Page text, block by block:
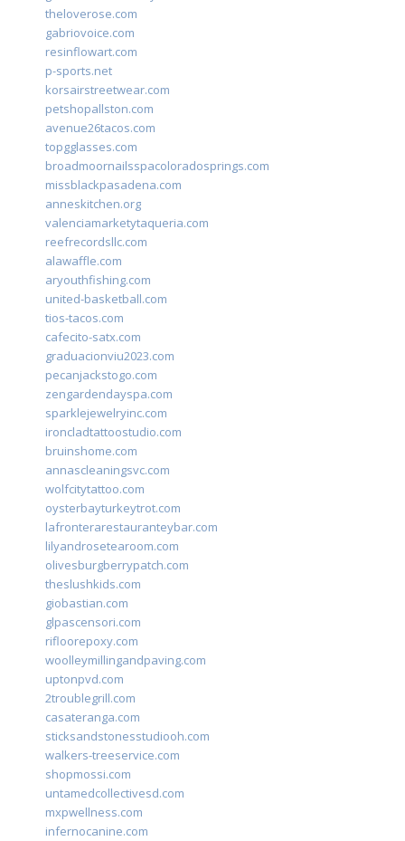
theloverose.com
gabriovoice.com
resinflowart.com
p-sports.net
korsairstreetwear.com
petshopallston.com
avenue26tacos.com
topgglasses.com
broadmoornailsspacoloradosprings.com
missblackpasadena.com
anneskitchen.org
valenciamarketytaqueria.com
reefrecordsllc.com
alawaffle.com
aryouthfishing.com
united-basketball.com
tios-tacos.com
cafecito-satx.com
graduacionviu2023.com
pecanjackstogo.com
zengardendayspa.com
sparklejewelryinc.com
ironcladtattoostudio.com
bruinshome.com
annascleaningsvc.com
wolfcitytattoo.com
oysterbayturkeytrot.com
lafronterarestauranteybar.com
lilyandrosetearoom.com
olivesburgberrypatch.com
theslushkids.com
giobastian.com
glpascensori.com
rifloorepoxy.com
woolleymillingandpaving.com
uptonpvd.com
2troublegrill.com
casateranga.com
sticksandstonesstudiooh.com
walkers-treeservice.com
shopmossi.com
untamedcollectivesd.com
mxpwellness.com
infernocanine.com